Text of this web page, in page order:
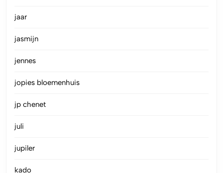
jaar
jasmijn
jennes
jopies bloemenhuis
jp chenet
juli
jupiler
kado